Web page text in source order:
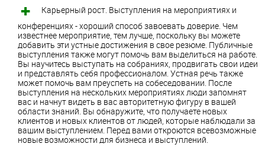
Карьерный рост. Выступления на мероприятиях и
конференциях - хороший способ завоевать доверие. Чем
известнее мероприятие, тем лучше, поскольку вы можете
добавить эти устные достижения в свое резюме. Публичные
выступления также могут помочь вам выделиться на работе.
Вы научитесь выступать на собраниях, продвигать свои идеи
и представлять себя профессионалом. Устная речь также
может помочь вам преуспеть на собеседовании. После
выступления на нескольких мероприятиях люди запомнят
вас и начнут видеть в вас авторитетную фигуру в вашей
области знаний. Вы обнаружите, что получаете новых
клиентов и новых клиентов от людей, которые наблюдали за
вашим выступлением. Перед вами откроются всевозможные
новые возможности для бизнеса и выступлений.